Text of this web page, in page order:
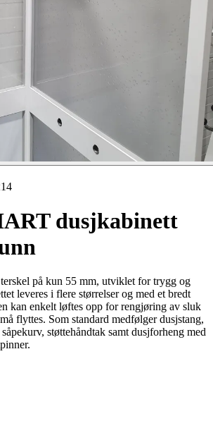
dusjkabinett
på kun 55 mm, utviklet for trygg og
leveres i flere størrelser og med et bredt
kan enkelt løftes opp for rengjøring av sluk
flyttes. Som standard medfølger dusjstang,
støttehåndtak samt dusjforheng med